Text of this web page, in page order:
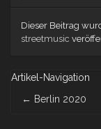
Dieser Beitrag
streetmusic
Artikel-Navigation
← Berlin 2020